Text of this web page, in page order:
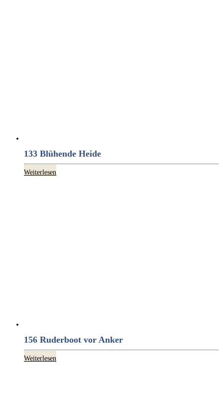
133 Blühende Heide
Weiterlesen
156 Ruderboot vor Anker
Weiterlesen